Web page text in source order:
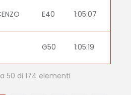
E40 1:05:07
G50 1:05:19
50 di 174 elementi